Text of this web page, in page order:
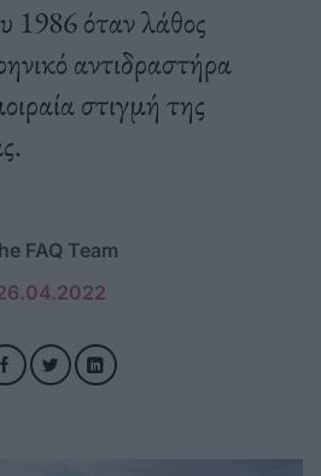
1986 όταν λάθος
αντιδραστήρα
στιγμή της
FAQ Team